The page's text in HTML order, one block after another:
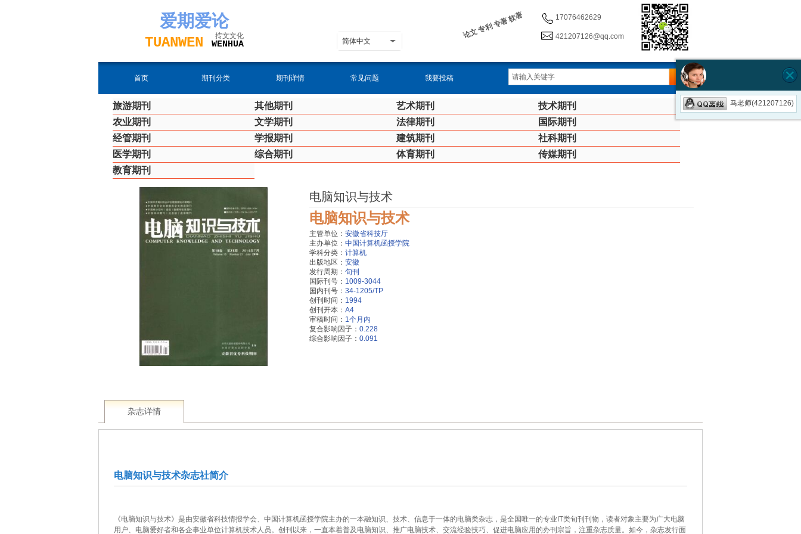
爱期爱论
TUANWEN WENHUA
17076462629
421207126@qq.com
抟文文化 论文 专利 专著 软著
简体中文
首页 期刊分类 期刊详情 常见问题 我要投稿
旅游期刊 其他期刊 艺术期刊
技术期刊
农业期刊
文学期刊 法律期刊
国际期刊
经管期刊
学报期刊 建筑期刊
社科期刊
医学期刊
综合期刊 体育期刊
传媒期刊
教育期刊
电脑知识与技术
电脑知识与技术
主管单位： 安徽省科技厅
主办单位： 中国计算机函授学院
学科分类： 计算机
出版地区： 安徽
发行周期： 旬刊
国际刊号： 1009-3044
国内刊号： 34-1205/TP
创刊时间： 1994
创刊开本： A4
审稿时间： 1个月内
复合影响因子： 0.228
综合影响因子： 0.091
杂志详情
电脑知识与技术杂志社简介
《电脑知识与技术》是由安徽省科技情报学会、中国计算机函授学院主办的一本融知识、技术、信息于一体的电脑类杂志，是全国唯一的专业IT类旬刊刊物，读者对象主要为广大电脑
用户、电脑爱好者和各企事业单位计算机技术人员。创刊以来，一直本着普及电脑知识、推广电脑技术、交流经验技巧、促进电脑应用的办刊宗旨，注重杂志质量。如今，杂志发行面
马老师(421207126)